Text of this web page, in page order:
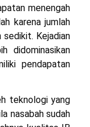
menengah
karena jumlah
Kejadian
didominasikan
pendapatan
teknologi yang
nasabah sudah